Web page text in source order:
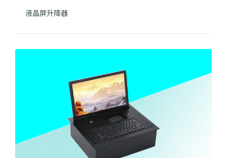
液晶屏升降器